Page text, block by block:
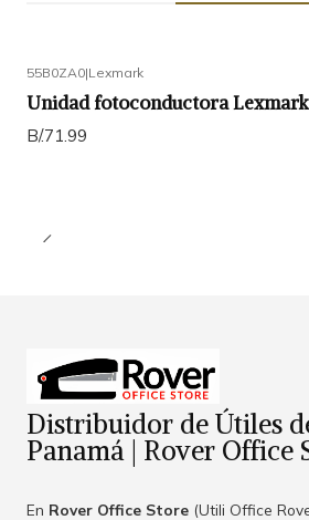
55B0ZA0|Lexmark
Unidad fotoconductora
B/.71.99
Distribuidor de Útiles
Panamá | Rover Office
En Rover Office Store (Utili Office